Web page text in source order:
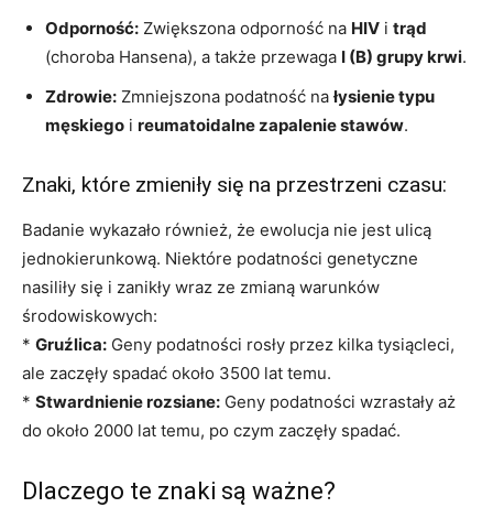
Odporność: Zwiększona odporność na HIV i trąd
(choroba Hansena), a także przewaga I (B) grupy krwi.
Zdrowie: Zmniejszona podatność na łysienie typu
męskiego i reumatoidalne zapalenie stawów.
Znaki, które zmieniły się na przestrzeni czasu:
Badanie wykazało również, że ewolucja nie jest ulicą
jednokierunkową. Niektóre podatności genetyczne
nasiliły się i zanikły wraz ze zmianą warunków
środowiskowych:
* Gruźlica: Geny podatności rosły przez kilka tysiącleci,
ale zaczęły spadać około 3500 lat temu.
* Stwardnienie rozsiane: Geny podatności wzrastały aż
do około 2000 lat temu, po czym zaczęły spadać.
Dlaczego te znaki są ważne?